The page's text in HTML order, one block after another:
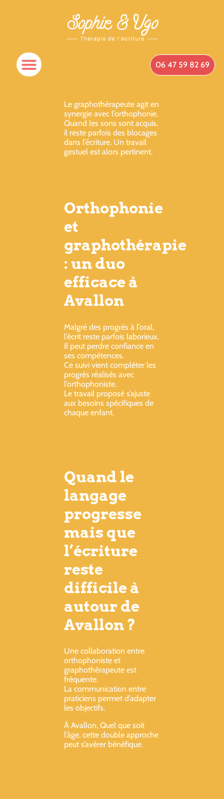
06 47 59 82 69
Le graphothérapeute agit en
synergie avec l’orthophonie.
Quand les sons sont acquis,
il reste parfois des blocages
dans l’écriture. Un travail
gestuel est alors pertinent.
Orthophonie
et
graphothérapie
: un duo
efficace à
Avallon
Malgré des progrès à l’oral,
l’écrit reste parfois laborieux.
Il peut perdre confiance en
ses compétences.
Ce suivi vient compléter les
progrès réalisés avec
l’orthophoniste.
Le travail proposé s’ajuste
aux besoins spécifiques de
chaque enfant.
Quand le
langage
progresse
mais que
l’écriture
reste
difficile à
autour de
Avallon ?
Une collaboration entre
orthophoniste et
graphothérapeute est
fréquente.
La communication entre
praticiens permet d’adapter
les objectifs.
À Avallon, Quel que soit
l’âge, cette double approche
peut s’avérer bénéfique.